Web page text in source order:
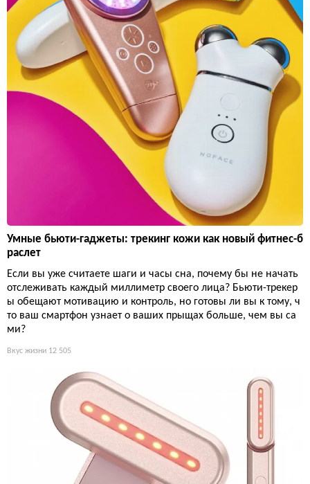
Умные бьюти-гаджеты: трекинг кожи как новый фитнес-б
раслет
Если вы уже считаете шаги и часы сна, почему бы не начать
отслеживать каждый миллиметр своего лица? Бьюти-трекер
ы обещают мотивацию и контроль, но готовы ли вы к тому, ч
то ваш смартфон узнает о ваших прыщах больше, чем вы са
ми?
Вкус жизни 12 505